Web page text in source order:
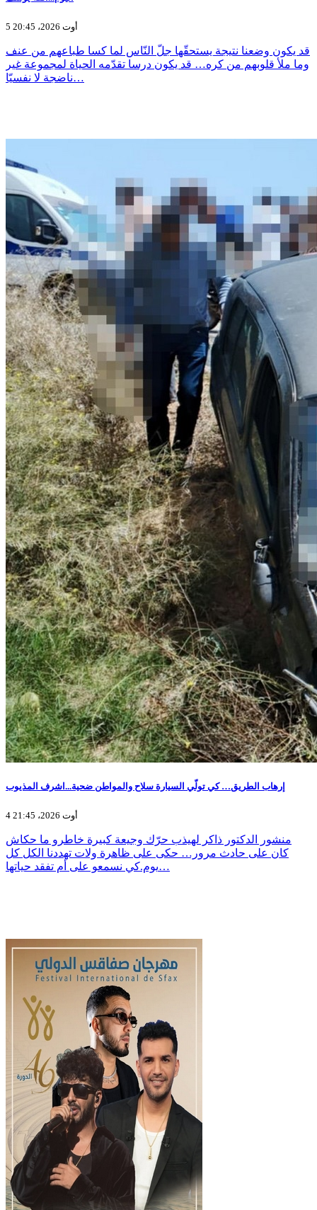
5 أوت 2026، 20:45
قد يكون وضعنا نتيجة يستحقّها جلّ النّاس لما كسا طباعهم من عنف
وما ملأ قلوبهم من كره… قد يكون درسا تقدّمه الحياة لمجموعة غير
ناضجة لا نفسيّا…
إرهاب الطريق… كي تولّي السيارة سلاح والمواطن ضحية...اشرف المذيوب
4 أوت 2026، 21:45
منشور الدكتور ذاكر لهيذب حرّك وجيعة كبيرة خاطرو ما حكاش
كان على حادث مرور… حكى على ظاهرة ولات تهددنا الكل كل
يوم.كي نسمعو على أم تفقد حياتها…